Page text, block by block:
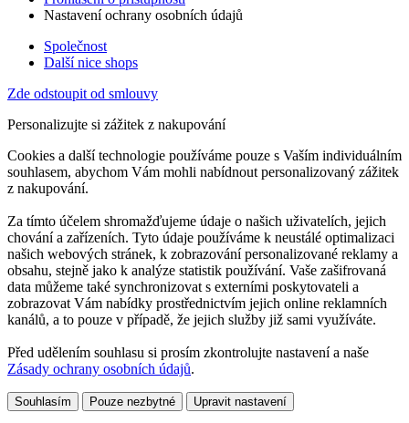
Nastavení ochrany osobních údajů
Společnost
Další nice shops
Zde odstoupit od smlouvy
Personalizujte si zážitek z nakupování
Cookies a další technologie používáme pouze s Vaším individuálním
souhlasem, abychom Vám mohli nabídnout personalizovaný zážitek
z nakupování.
Za tímto účelem shromažďujeme údaje o našich uživatelích, jejich
chování a zařízeních. Tyto údaje používáme k neustálé optimalizaci
našich webových stránek, k zobrazování personalizované reklamy a
obsahu, stejně jako k analýze statistik používání. Vaše zašifrovaná
data můžeme také synchronizovat s externími poskytovateli a
zobrazovat Vám nabídky prostřednictvím jejich online reklamních
kanálů, a to pouze v případě, že jejich služby již sami využíváte.
Před udělením souhlasu si prosím zkontrolujte nastavení a naše
Zásady ochrany osobních údajů.
Souhlasím Pouze nezbytné Upravit nastavení